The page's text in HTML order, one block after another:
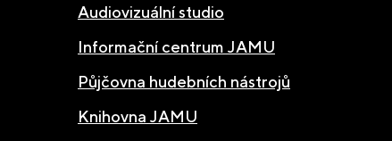
Audiovizuální studio
Informační centrum JAMU
Půjčovna hudebních nástrojů
Knihovna JAMU